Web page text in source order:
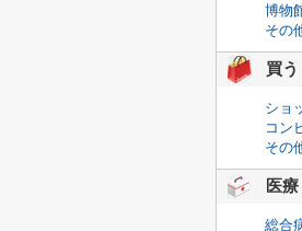
博物
その
買う
ショ
コン
その
医療
総合